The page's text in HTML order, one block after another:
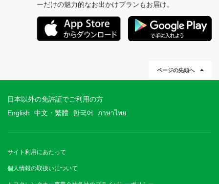
ーだけの魅力的なお出かけプランもお届け。
ページの先頭へ
日本以外の免許証でご利用の方
English
中文・繁體 한국어 ภาษาไทย
サイト利用にあたって
個人情報の取扱いについて